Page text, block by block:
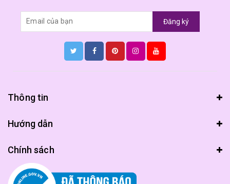
Đăng ký
Thông tin
Hướng dẫn
Chính sách